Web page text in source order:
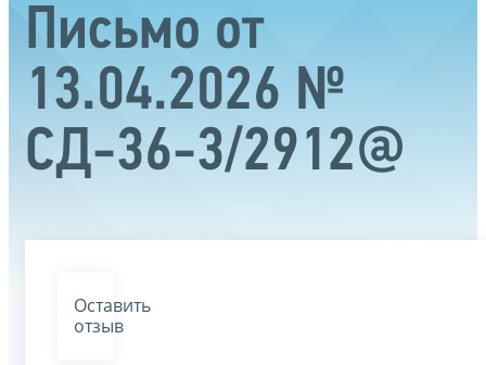
Письмо от
13.04.2026 №
СД-36-3/2912@
Оставить
отзыв